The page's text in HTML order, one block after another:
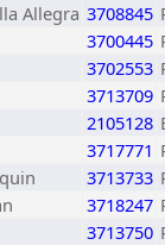
Allegra 3708845
3700445
3702553
3713709
2105128
3717771
3713733
3718247
3713750